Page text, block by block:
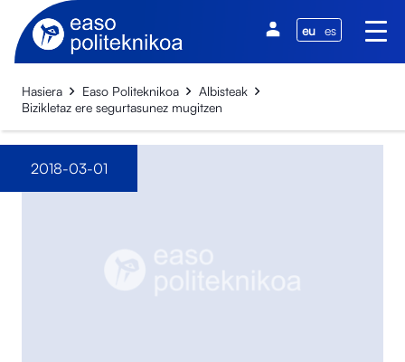
eu es
Hasiera Easo Politeknikoa
Albisteak
Bizikletaz ere segurtasunez mugitzen
2018-03-01